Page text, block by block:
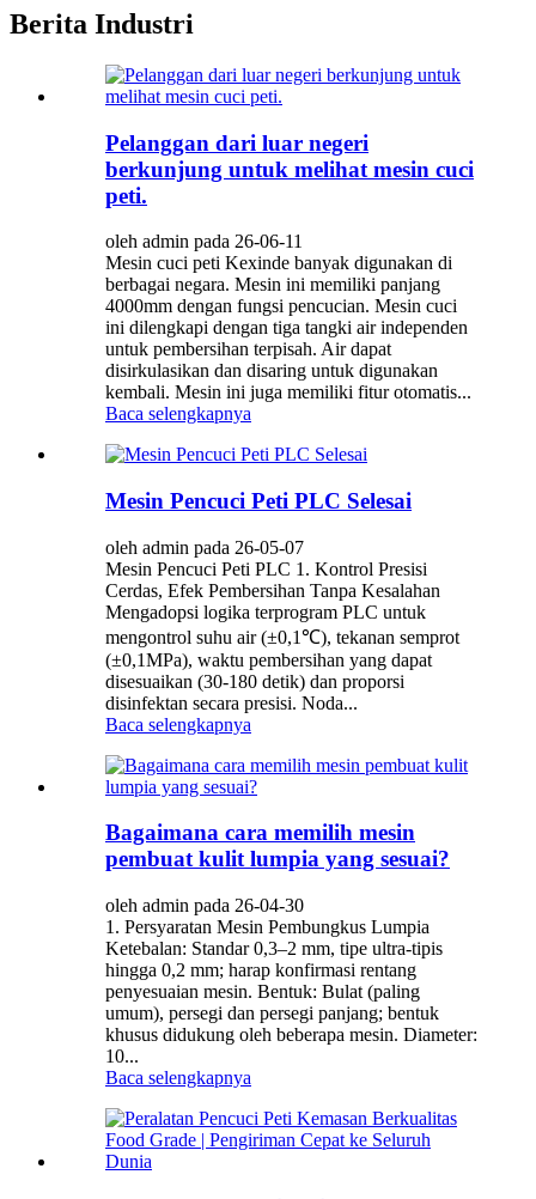
Berita Industri
Pelanggan dari luar negeri
berkunjung untuk melihat mesin cuci
peti.
oleh admin pada 26-06-11
Mesin cuci peti Kexinde banyak digunakan di
berbagai negara. Mesin ini memiliki panjang
4000mm dengan fungsi pencucian. Mesin cuci
ini dilengkapi dengan tiga tangki air independen
untuk pembersihan terpisah. Air dapat
disirkulasikan dan disaring untuk digunakan
kembali. Mesin ini juga memiliki fitur otomatis...
Baca selengkapnya
Mesin Pencuci Peti PLC Selesai
oleh admin pada 26-05-07
Mesin Pencuci Peti PLC 1. Kontrol Presisi
Cerdas, Efek Pembersihan Tanpa Kesalahan
Mengadopsi logika terprogram PLC untuk
mengontrol suhu air (±0,1℃), tekanan semprot
(±0,1MPa), waktu pembersihan yang dapat
disesuaikan (30-180 detik) dan proporsi
disinfektan secara presisi. Noda...
Baca selengkapnya
Bagaimana cara memilih mesin
pembuat kulit lumpia yang sesuai?
oleh admin pada 26-04-30
1. Persyaratan Mesin Pembungkus Lumpia
Ketebalan: Standar 0,3–2 mm, tipe ultra-tipis
hingga 0,2 mm; harap konfirmasi rentang
penyesuaian mesin. Bentuk: Bulat (paling
umum), persegi dan persegi panjang; bentuk
khusus didukung oleh beberapa mesin. Diameter:
10...
Baca selengkapnya